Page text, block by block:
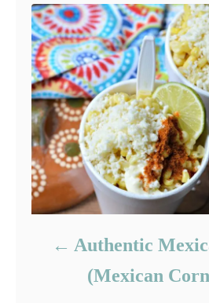
Authentic
(Mexican